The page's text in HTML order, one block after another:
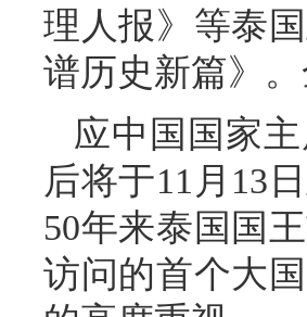
理人报》等泰
谱历史新篇》。
应中国国家
后将于11月13
50年来泰国国
访问的首个大